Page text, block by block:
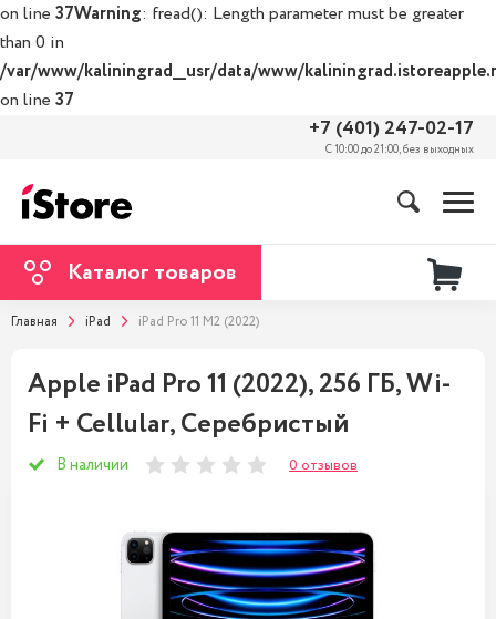
on line 37Warning: fread(): Length parameter must be greater
than 0 in
/var/www/kaliningrad__usr/data/www/
on line 37
+7 (401) 247-02-17
С 10:00 до 21:00, без выходных
Каталог товаров
Главная iPad iPad Pro 11 M2 (2022)
Apple iPad Pro 11 (2022), 256 ГБ, Wi-
Fi + Cellular, Cеребристый
В наличии 0 отзывов